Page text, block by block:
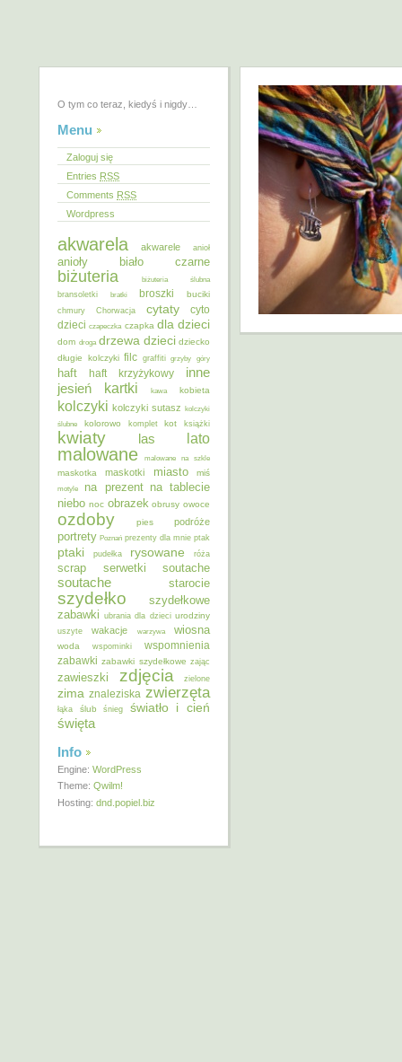
O tym co teraz, kiedyś i nigdy…
Menu
Zaloguj się
Entries RSS
Comments RSS
Wordpress
akwarela akwarele anioł
anioły biało czarne
biżuteria
biżuteria ślubna
bransoletki
bratki broszki buciki
chmury Chorwacja cytaty
cyto
dzieci czapeczka czapka dla dzieci
dom droga drzewa dzieci dziecko
długie kolczyki filc graffiti grzyby góry
haft haft krzyżykowy inne
jesień kartki kawa kobieta
kolczyki kolczyki sutasz kolczyki
ślubne
kolorowo komplet kot książki
kwiaty las lato
malowane malowane na szkle
maskotka maskotki miasto miś
motyle na prezent na tablecie
niebo noc obrazek obrusy owoce
ozdoby pies podróże
portrety Poznań prezenty dla mnie ptak
ptaki pudełka rysowane róża
scrap serwetki soutache
soutache starocie
szydełko
szydełkowe
zabawki ubrania dla dzieci urodziny
uszyte wakacje warzywa wiosna
woda wspominki
wspomnienia
zabawki zabawki szydełkowe zając
zawieszki zdjęcia zielone
zima znaleziska zwierzęta
łąka ślub śnieg światło i cień
święta
Info
Engine: WordPress
Theme: Qwilm!
Hosting: dnd.popiel.biz